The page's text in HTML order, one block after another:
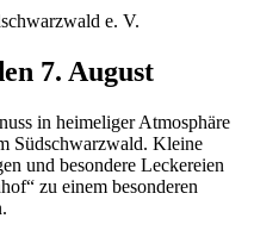
e. V.
7. August
in heimeliger Atmosphäre
Südschwarzwald. Kleine
und besondere Leckereien
zu einem besonderen